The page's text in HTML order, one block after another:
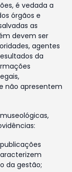
é vedada a
órgãos e
as
devem ser
agentes
da
não apresentem
da gestão;